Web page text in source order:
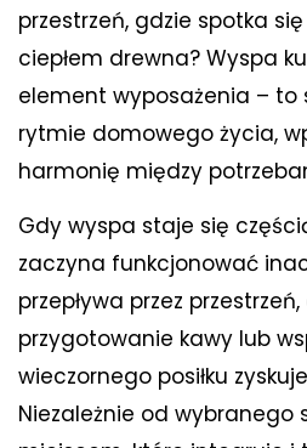
przestrzeń, gdzie spotka
ciepłem drewna? Wyspa
element wyposażenia – to
rytmie domowego życia,
harmonię między
Gdy wyspa staje się
zaczyna funkcjonować
przepływa przez
przygotowanie kawy lub
wieczornego posiłku
Niezależnie od wybranego